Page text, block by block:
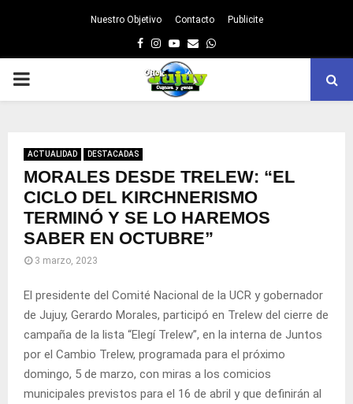
Nuestro Objetivo Contacto Publicite
Facebook
Instagram
Youtube
EmailWhatsapp
PRIMARY
ACTUALIDAD DESTACADAS
MORALES DESDE TRELEW: “EL
CICLO DEL KIRCHNERISMO
TERMINÓ Y SE LO HAREMOS
SABER EN OCTUBRE”
3 marzo, 2023
El presidente del Comité Nacional de la UCR y gobernador
de Jujuy, Gerardo Morales, participó en Trelew del cierre de
campaña de la lista “Elegí Trelew”, en la interna de Juntos
por el Cambio Trelew, programada para el próximo
domingo, 5 de marzo, con miras a los comicios
municipales previstos para el 16 de abril y que definirán al